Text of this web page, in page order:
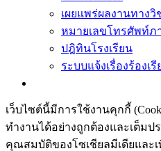
เผยแพร่ผลงานทางวิ
หมายเลขโทรศัพท์ภ
ปฎิทินโรงเรียน
ระบบแจ้งเรื่องร้องเรี
เว็บไซต์นี้มีการใช้งานคุกกี้
ทำงานได้อย่างถูกต้องและเต็มป
คุณสมบัติของโซเชียล​มีเดียและเ